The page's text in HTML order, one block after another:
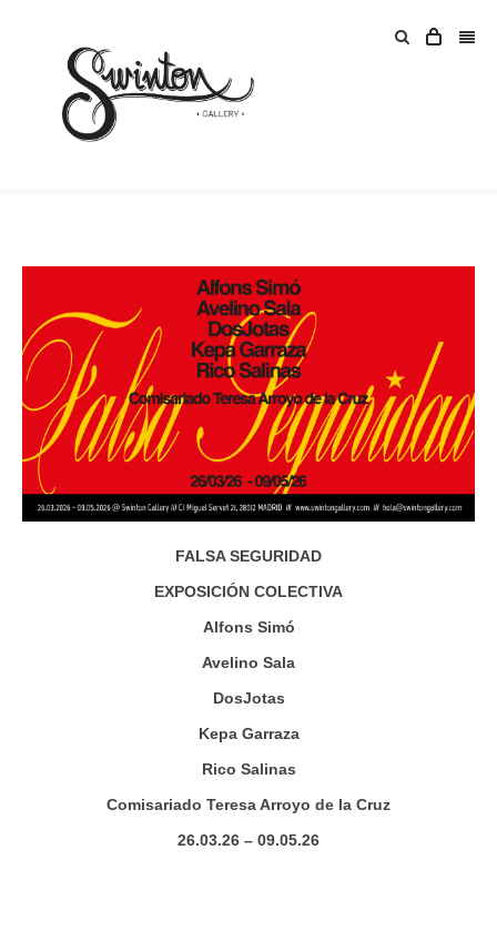
FALSA SEGURIDAD
EXPOSICIÓN COLECTIVA
Alfons Simó
Avelino Sala
DosJotas
Kepa Garraza
Rico Salinas
Comisariado Teresa Arroyo de la Cruz
26.03.26 – 09.05.26